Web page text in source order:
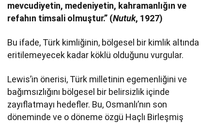
mevcudiyetin, medeniyetin, kahramanlığın ve
refahın timsali olmuştur.” (Nutuk, 1927)
Bu ifade, Türk kimliğinin, bölgesel bir kimlik altında
eritilemeyecek kadar köklü olduğunu vurgular.
Lewis’in önerisi, Türk milletinin egemenliğini ve
bağımsızlığını bölgesel bir belirsizlik içinde
zayıflatmayı hedefler. Bu, Osmanlı’nın son
döneminde ve o döneme özgü Haçlı Birleşmiş